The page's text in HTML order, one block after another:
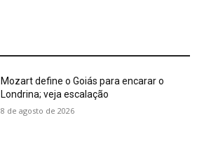
Mozart define o Goiás para encarar o
Londrina; veja escalação
8 de agosto de 2026